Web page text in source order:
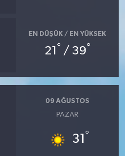
EN DÜŞÜK / EN YÜKSEK
21 ° / 39°
09 AĞUSTOS
PAZAR
31 °